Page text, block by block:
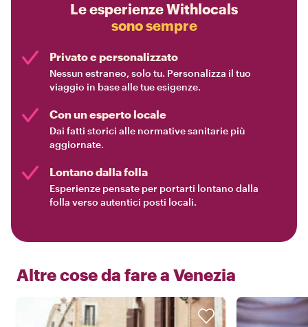
Le esperienze Withlocals
sono sempre
Privato e personalizzato
Nessun estraneo, solo tu. Personalizza il tuo
viaggio in base alle tue esigenze.
Con un esperto locale
Dai fatti storici alle normative sanitarie più
aggiornate.
Lontano dalla folla
Esperienze pensate per portarti lontano dalla
folla verso autentici posti locali.
Altre cose da fare a Venezia